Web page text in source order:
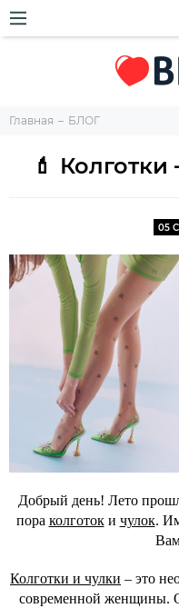
Главная БЛОГ
💄
05
Добрый день! Лето
пора колготоки чулок.
Вам
Колготки и чулки – это
современной женщины.